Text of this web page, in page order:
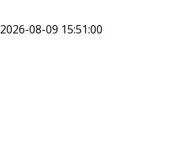
2026-08-09 15:51:00